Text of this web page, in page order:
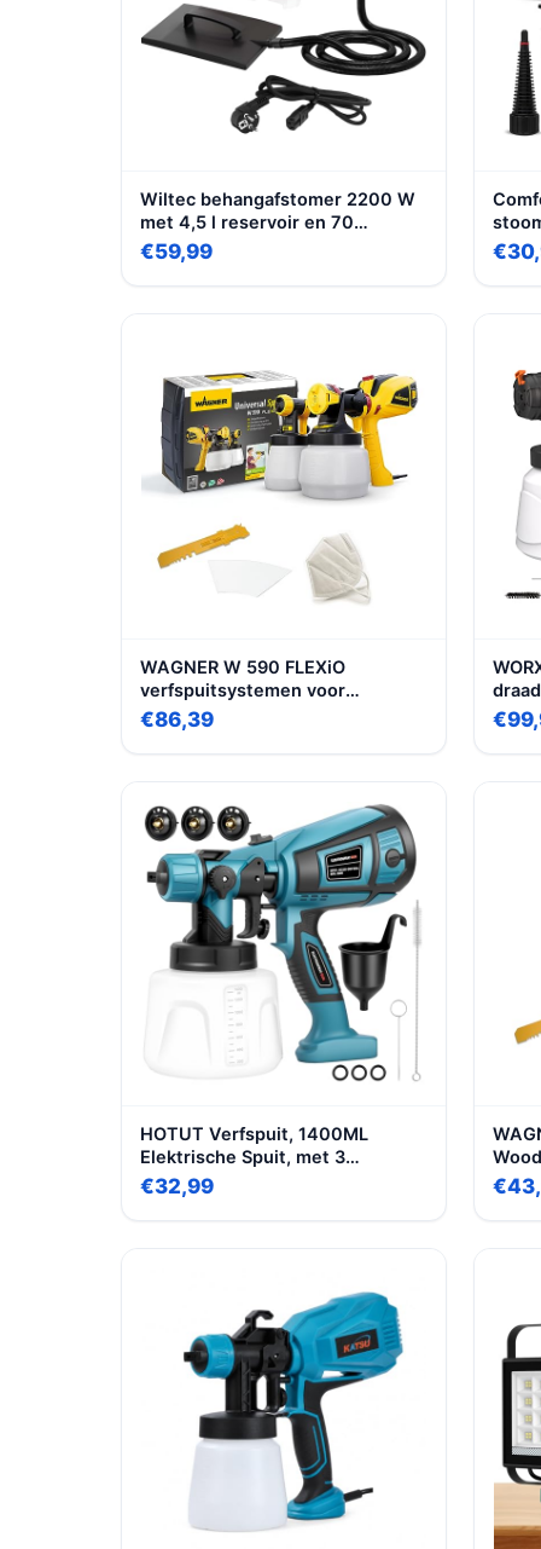
Wiltec behangafstomer 2200 W
met 4,5 l reservoir en 70
minuten looptijd, stoomapparaat
voor het verwijderen van behang
€59,99
WAGNER W 590 FLEXiO
verfspuitsystemen voor
muur/latexverven, lakken &
houtbeschermingsmiddelen/beits
€86,39
HOTUT Verfspuit, 1400ML
Elektrische Spuit, met 3
Sproeiers en 3 Spuitpatronen,
Instelbare Doorstroomsnelheid,
€32,99
lak
m²-